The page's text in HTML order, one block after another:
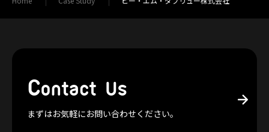
Contact Us
まずはお気軽にお問い合わせください。